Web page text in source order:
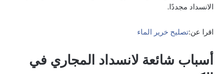
الانسداد مجددًا.
اقرا عن:تصليح خرير الماء
أسباب شائعة لانسداد المجاري في